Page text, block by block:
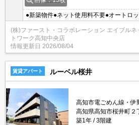
●新築物件●ネット使用料不要●オートロ
(株)ファースト・コラボレーション エイブルネ
トワーク高知中央店
情報更新日 2026/08/04
賃貸アパート ルーベル桜井
高知市電ごめん線・伊
高知県高知市桜井町２
築1年
3階建